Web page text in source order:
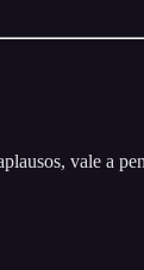
vale a